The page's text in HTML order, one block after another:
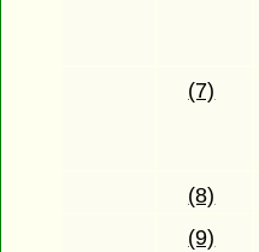
(7)
(8)
(9)